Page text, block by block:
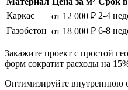
Каркас
от 12 000 ₽ 2-4
Газобетон от 18 000 ₽ 6-8
Закажите проект с простой
форм сократит расходы на
Оптимизируйте внутреннюю